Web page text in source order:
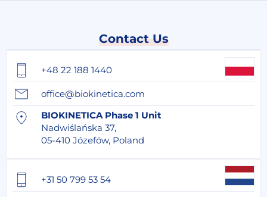
Contact Us
+48 22 188 1440
office@biokinetica.com
BIOKINETICA Phase 1 Unit
Nadwiślańska 37,
05-410 Józefów, Poland
+31 50 799 53 54